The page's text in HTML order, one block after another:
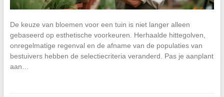
De keuze van bloemen voor een tuin is niet langer alleen
gebaseerd op esthetische voorkeuren. Herhaalde hittegolven,
onregelmatige regenval en de afname van de populaties van
bestuivers hebben de selectiecriteria veranderd. Pas je aanplant
aan…